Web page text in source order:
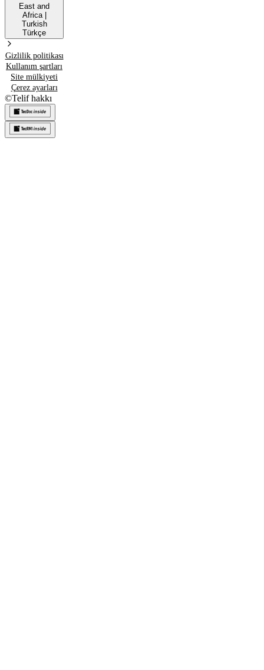
East and
Africa|
Turkish
Türkçe
Gizlilik politikası
Kullanım şartları
Site mülkiyeti
Çerez ayarları
©Telif hakkı